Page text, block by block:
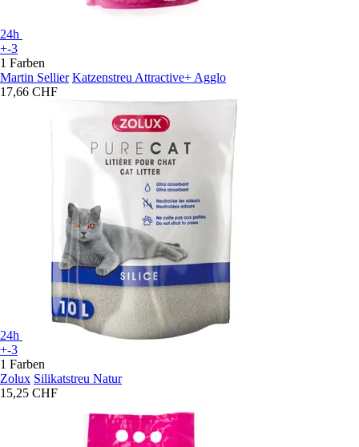
24h
+-3
1 Farben
Martin Sellier Katzenstreu Attractive+ Agglo
17,66 CHF
24h
+-3
1 Farben
Zolux Silikatstreu Natur
15,25 CHF